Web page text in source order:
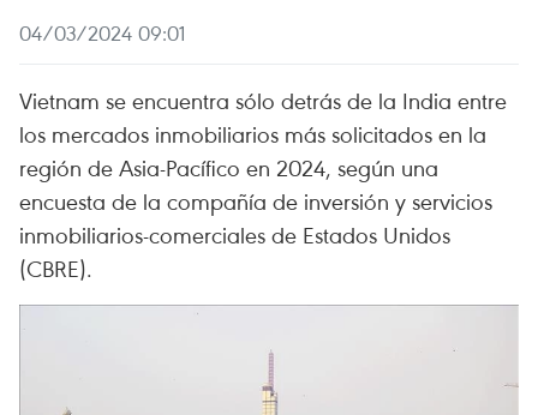
04/03/2024 09:01
Vietnam se encuentra sólo detrás de la India entre
los mercados inmobiliarios más solicitados en la
región de Asia-Pacífico en 2024, según una
encuesta de la compañía de inversión y servicios
inmobiliarios-comerciales de Estados Unidos
(CBRE).